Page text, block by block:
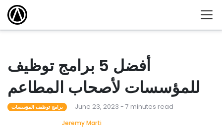
أفضل 5 برامج توظيف
للمؤسسات لأصحاب المطاعم
برامج توظيف المؤسسات
June 23, 2023 - 7 minutes read
Jeremy Marti